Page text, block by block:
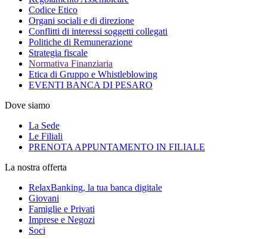
Codice Etico
Organi sociali e di direzione
Conflitti di interessi soggetti collegati
Politiche di Remunerazione
Strategia fiscale
Normativa Finanziaria
Etica di Gruppo e Whistleblowing
EVENTI BANCA DI PESARO
Dove siamo
La Sede
Le Filiali
PRENOTA APPUNTAMENTO IN FILIALE
La nostra offerta
RelaxBanking, la tua banca digitale
Giovani
Famiglie e Privati
Imprese e Negozi
Soci